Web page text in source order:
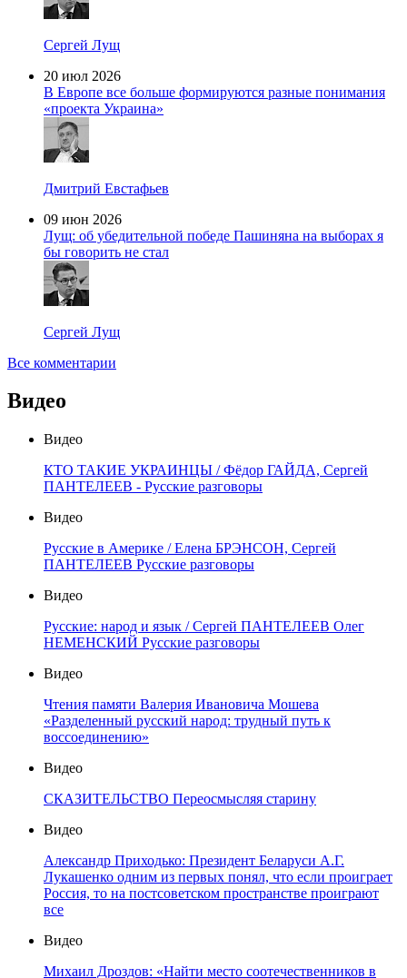
Сергей Лущ
20 июл 2026
В Европе все больше формируются разные понимания
«проекта Украина»
Дмитрий Евстафьев
09 июн 2026
Лущ: об убедительной победе Пашиняна на выборах я
бы говорить не стал
Сергей Лущ
Все комментарии
Видео
Видео
КТО ТАКИЕ УКРАИНЦЫ / Фёдор ГАЙДА, Сергей
ПАНТЕЛЕЕВ - Русские разговоры
Видео
Русские в Америке / Елена БРЭНСОН, Сергей
ПАНТЕЛЕЕВ Русские разговоры
Видео
Русские: народ и язык / Сергей ПАНТЕЛЕЕВ Олег
НЕМЕНСКИЙ Русские разговоры
Видео
Чтения памяти Валерия Ивановича Мошева
«Разделенный русский народ: трудный путь к
воссоединению»
Видео
СКАЗИТЕЛЬСТВО Переосмысляя старину
Видео
Александр Приходько: Президент Беларуси А.Г.
Лукашенко одним из первых понял, что если проиграет
Россия, то на постсоветском пространстве проиграют
все
Видео
Михаил Дроздов: «Найти место соотечественников в